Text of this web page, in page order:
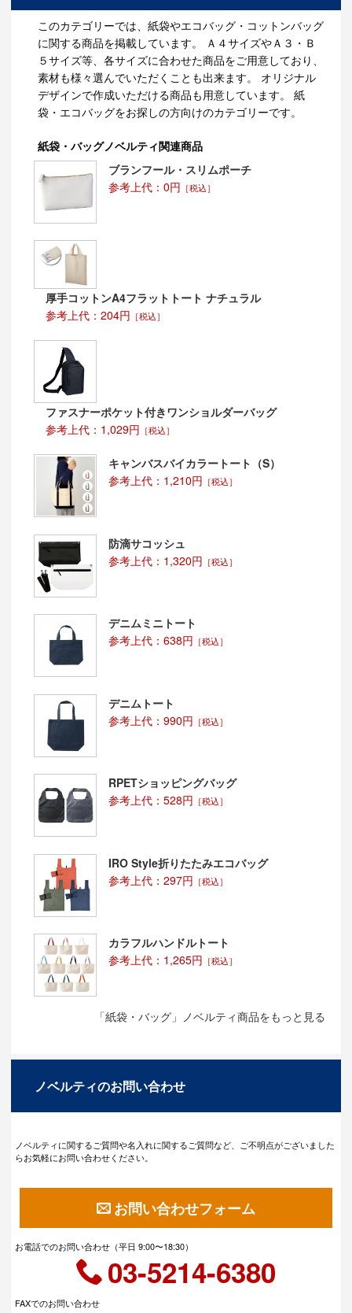
エコバッグの普及
環境省が平成19年に行った調査によれば、消費者の約6
割がエコバッグを所有しているという結果となったよう
です。
その後も普及率が高まり、現在では多くの方が使用され
ています。
また、男性に比べ女性の普及率が高く、民間のアンケー
です。
企業ノベルティとしても活躍
エコバッグに企業名を名入れすることで、企業名の認知
会的責任）の一貫としてもエコバッグをノベルティとし
て取り入れる企業も多く、エコバッグの普及率は更に高
くなっています。
このカテゴリーでは、紙袋やエコバッグ・コットンバッグ
に関する商品を掲載しています。 Ａ４サイズやＡ３・Ｂ
５サイズ等、各サイズに合わせた商品をご用意しており、
素材も様々選んでいただくことも出来ます。 オリジナル
デザインで作成いただける商品も用意しています。 紙
袋・エコバッグをお探しの方向けのカテゴリーです。
紙袋・バッグノベルティ関連商品
ブランフール・スリムポーチ
参考上代：0円 ［税込］
厚手コットンA4フラットトート ナチュラル
参考上代：204円 ［税込］
ファスナーポケット付きワンショルダーバッグ
参考上代：1,029円 ［税込］
キャンバスバイカラートート（S）
参考上代：1,210円 ［税込］
防滴サコッシュ
参考上代：1,320円 ［税込］
デニムミニトート
参考上代：638円 ［税込］
デニムトート
参考上代：990円 ［税込］
RPETショッピングバッグ
参考上代：528円 ［税込］
IRO Style折りたたみエコバッグ
参考上代：297円 ［税込］
カラフルハンドルトート
参考上代：1,265円 ［税込］
「紙袋・バッグ」ノベルティ商品をもっと見る
ノベルティのお問い合わせ
ノベルティに関するご質問や名入れに関するご質問など、ご不明点がございました
らお気軽にお問い合わせください。
お問い合わせフォーム
お電話でのお問い合わせ（平日 9:00〜18:30）
03-5214-6380
FAXでのお問い合わせ